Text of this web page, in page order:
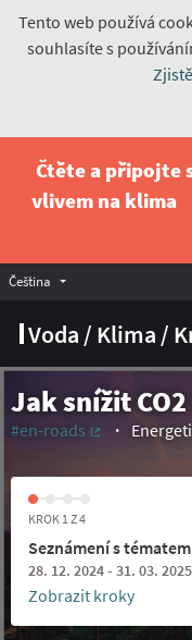
Tento web používá
souhlasíte s
Čtěte a připojte
vlivem na klima
Voda / Klima /
Čeština Vyberte jazyk
Jak snížit
#en-roads
(Externí odkaz)
KROK 1 Z 4
Seznámení s tématem
28. 12. 2024 - 31. 03. 2025
Zobrazit kroky